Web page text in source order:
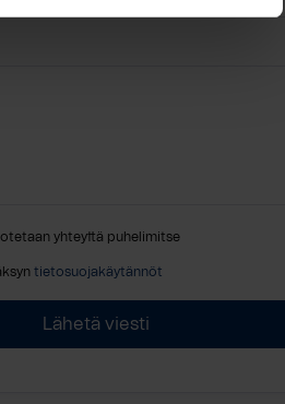
otetaan yhteyttä puhelimitse
tietosuojakäytännöt